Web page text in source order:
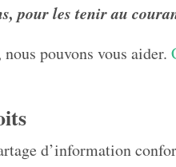
pour les tenir au
pouvons vous aider.
d’information